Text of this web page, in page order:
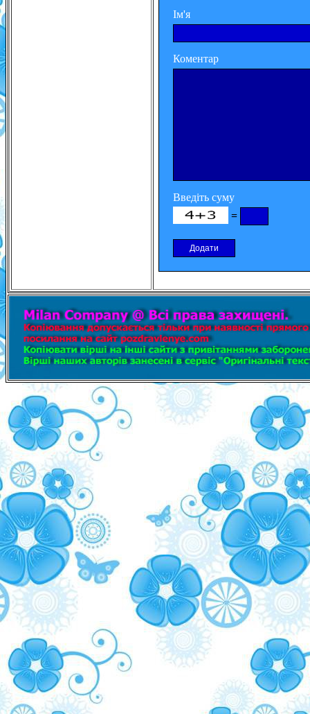
Ім'я
Коментар
Введіть суму
=